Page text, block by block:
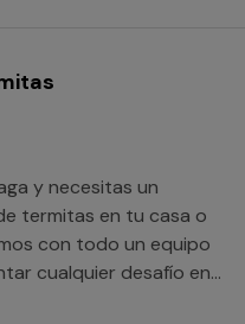
y necesitas un
termitas en tu casa o
con todo un equipo
cualquier desafío en